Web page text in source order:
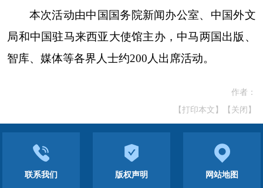
本次活动由中国国务院新闻办公室、中国外文
局和中国驻马来西亚大使馆主办，中马两国出版、
智库、媒体等各界人士约200人出席活动。
作者：
【打印本文】
【关闭】
联系我们 版权声明 网站地图